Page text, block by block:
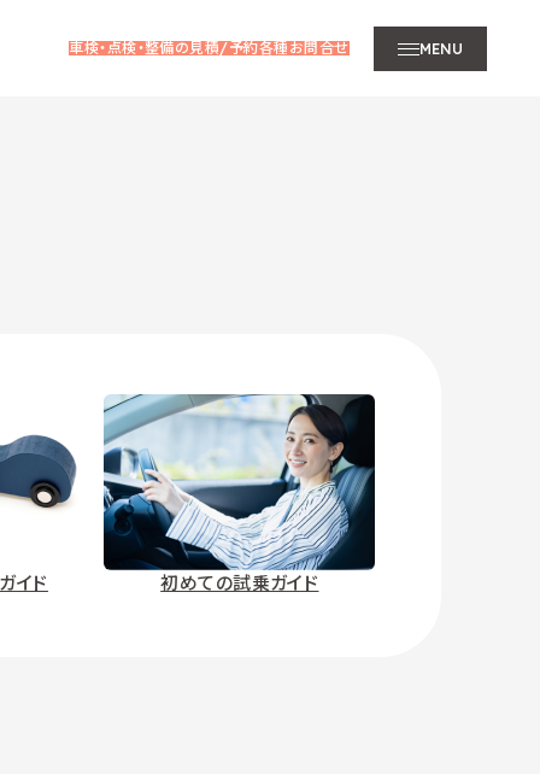
車検・点検・整備の見積/予約各種お問合せ MENU
イド 初めての試乗ガイド